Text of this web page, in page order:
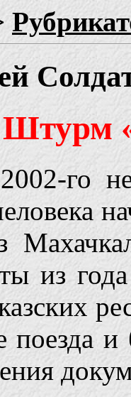
Штурм
го
из
поезда